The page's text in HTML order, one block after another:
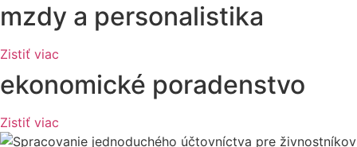
mzdy a personalistika
Zistiť viac
ekonomické poradenstvo
Zistiť viac